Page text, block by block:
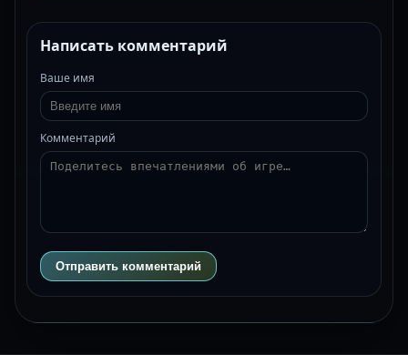
Написать комментарий
Ваше имя
Комментарий
Отправить комментарий